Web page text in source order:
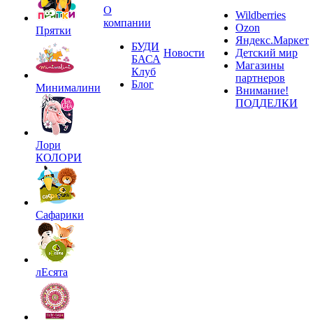
Прятки
Минималини
Лори
КОЛОРИ
Сафарики
лЕсята
О
компании
БУДИ
БАСА
Клуб
Блог
Новости
Wildberries
Ozon
Яндекс.Маркет
Детский мир
Магазины
партнеров
Внимание!
ПОДДЕЛКИ